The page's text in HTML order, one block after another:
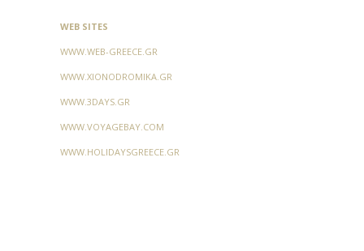
WEB SITES
WWW.WEB-GREECE.GR
WWW.XIONODROMIKA.GR
WWW.3DAYS.GR
WWW.VOYAGEBAY.COM
WWW.HOLIDAYSGREECE.GR